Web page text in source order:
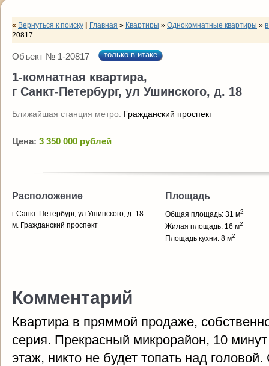
« Вернуться к поиску Главная » Квартиры » Однокомнатные квартиры »
20817
Объект № 1-20817 только в итаке
1-комнатная квартира,
г Санкт-Петербург, ул Ушинского, д. 18
Ближайшая станция метро: Гражданский проспект
Цена: 3 350 000 рублей
Расположение
г Санкт-Петербург, ул Ушинского, д. 18
м. Гражданский проспект
Площадь
Общая площадь: 31 м2
Жилая площадь: 16 м2
Площадь кухни: 8 м2
Комментарий
Квартира в пряммой продаже,
серия. Прекрасный микрорайон, 10
этаж, никто не будет топать над